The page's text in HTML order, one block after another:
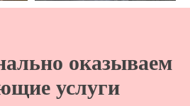
оказываем
услуги